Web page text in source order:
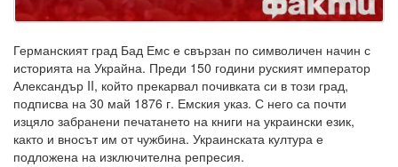
Германският град Бад Емс е свързан по символичен начин с
историята на Украйна. Преди 150 години руският император
Александър II, който прекарвал почивката си в този град,
подписва на 30 май 1876 г. Емския указ. С него са почти
изцяло забранени печатането на книги на украински език,
както и вносът им от чужбина. Украинската култура е
подложена на изключителна репресия.